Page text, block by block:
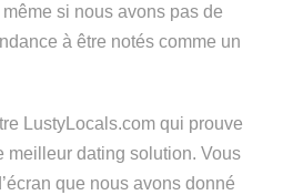
si nous avons pas de
à être notés comme un
LustyLocals.com qui prouve
meilleur dating solution. Vous
que nous avons donné